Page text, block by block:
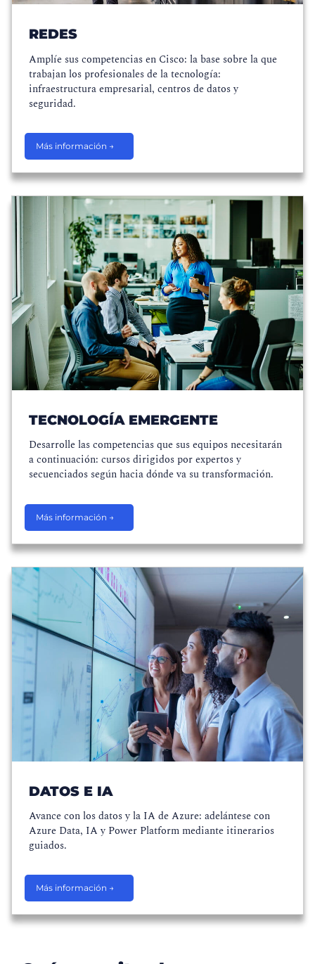
REDES
Amplíe sus competencias en Cisco: la base sobre la que
trabajan los profesionales de la tecnología:
infraestructura empresarial, centros de datos y
seguridad.
Más información →
TECNOLOGÍA EMERGENTE
Desarrolle las competencias que sus equipos necesitarán
a continuación: cursos dirigidos por expertos y
secuenciados según hacia dónde va su transformación.
Más información →
DATOS E IA
Avance con los datos y la IA de Azure: adelántese con
Azure Data, IA y Power Platform mediante itinerarios
guiados.
Más información →